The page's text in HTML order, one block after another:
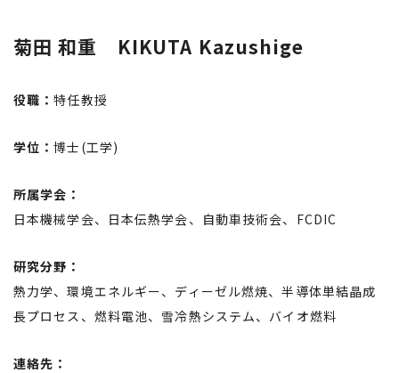
菊田 和重 KIKUTA Kazushige
役職：特任教授
学位：博士(工学)
所属学会：
日本機械学会、日本伝熱学会、自動車技術会、FCDIC
研究分野：
熱力学、環境エネルギー、ディーゼル燃焼、半導体単結晶成
長プロセス、燃料電池、雪冷熱システム、バイオ燃料
連絡先：